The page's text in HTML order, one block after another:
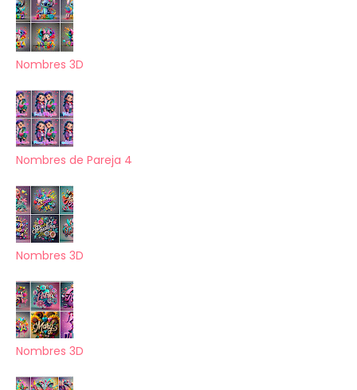
Nombres 3D
Nombres de Pareja 4
Nombres 3D
Nombres 3D